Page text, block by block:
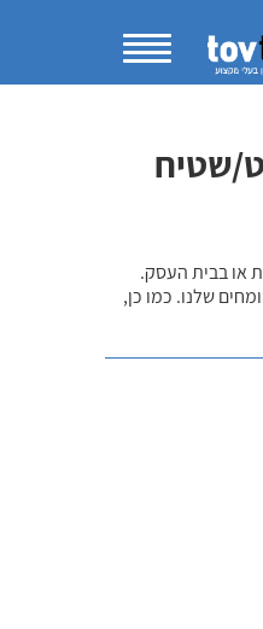
שטיח
או בבית העסק.
שלנו. כמו כן,